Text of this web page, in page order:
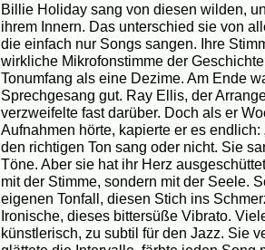
Billie Holiday sang von diesen wilden,
ihrem Innern. Das unterschied sie von
die einfach nur Songs sangen. Ihre
wirkliche Mikrofonstimme der
Tonumfang als eine Dezime. Am Ende
Sprechgesang gut. Ray Ellis, der
verzweifelte fast darüber. Doch als er
Aufnahmen hörte, kapierte er es
den richtigen Ton sang oder nicht. Sie
Töne. Aber sie hat ihr Herz
mit der Stimme, sondern mit der Seele.
eigenen Tonfall, diesen Stich ins
Ironische, dieses bittersüße Vibrato.
künstlerisch, zu subtil für den Jazz. Sie